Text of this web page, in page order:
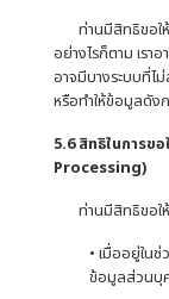
ท่านมีสิทธิขอให้
อย่างไรก็ตาม เร
อาจมีบางระบบที่ไ
หรือทำให้ข้อมูลดัง
5.6 สิทธิในการข
Processing)
ท่านมีสิทธิขอให้
• เมื่ออยู่ใน
ข้อมูลส่วนบุ